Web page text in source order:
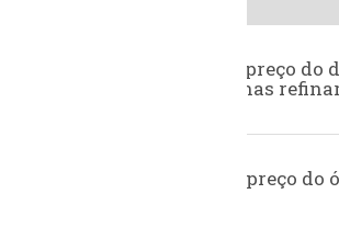
Evolução do preço do
da gasolina nas
Histórico do preço do